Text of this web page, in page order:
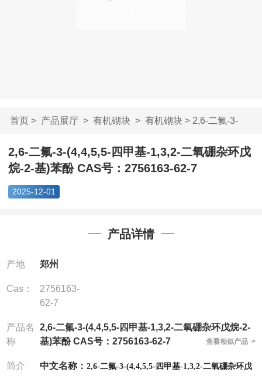
首页> 产品展厅> 有机砌块> 有机砌块> 2,6-二氟-3-
(4,4,5,5-四甲基-1...
2,6-二氟-3-(4,4,5,5-四甲基-1,3,2-二氧硼杂环戊
烷-2-基)苯酚 CAS号：2756163-62-7
2025-12-01
产品详情
产地 郑州
Cas：
2756163-
62-7
产品名
称
2,6-二氟-3-(4,4,5,5-四甲基-1,3,2-二氧硼杂环戊烷-2-
基)苯酚 CAS号：2756163-62-7
查看相似产品 >
简介 中文名称： 2,6-二氟-3-(4,4,5,5-四甲基-1,3,2-二氧硼杂环戊